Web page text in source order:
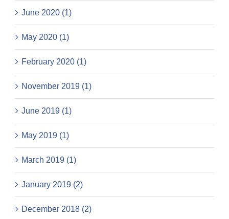
June 2020 (1)
May 2020 (1)
February 2020 (1)
November 2019 (1)
June 2019 (1)
May 2019 (1)
March 2019 (1)
January 2019 (2)
December 2018 (2)